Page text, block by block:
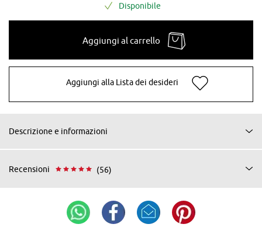
Disponibile
Aggiungi al carrello
Aggiungi alla Lista dei desideri
Descrizione e informazioni
Recensioni (56)